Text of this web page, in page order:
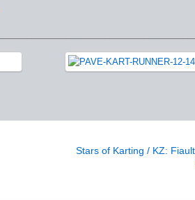
Stars of Karting / KZ: